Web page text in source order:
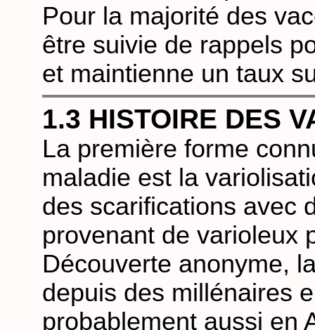
Pour la majorité des
être suivie de rappels
et maintienne un taux
1.3 HISTOIRE DES
La première forme
maladie est la
des scarifications avec
provenant de varioleux
Découverte anonyme,
depuis des millénaires
probablement aussi en